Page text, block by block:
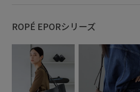
ROPÉ EPORシリーズ